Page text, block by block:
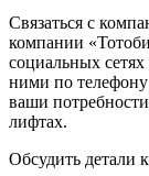
Связаться с
компании
социальных
ними по
ваши
лифтах.
Обсудить детали